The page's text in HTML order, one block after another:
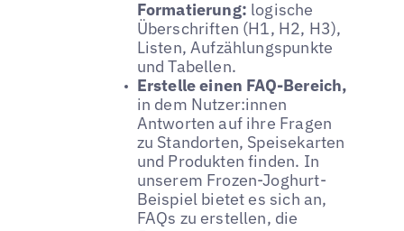
Formatierung: logische
Überschriften (H1, H2, H3),
Listen, Aufzählungspunkte
und Tabellen.
Erstelle einen FAQ-Bereich,
in dem Nutzer:innen
Antworten auf ihre Fragen
zu Standorten, Speisekarten
und Produkten finden. In
unserem Frozen-Joghurt-
Beispiel bietet es sich an,
FAQs zu erstellen, die